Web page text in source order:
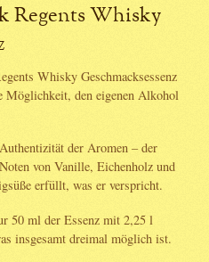
Regents Whisky
Whisky Geschmacksessenz
Möglichkeit, den eigenen Alkohol
der Aromen – der
von Vanille, Eichenholz und
erfüllt, was er verspricht.
50 ml der Essenz mit 2,25 l
insgesamt dreimal möglich ist.